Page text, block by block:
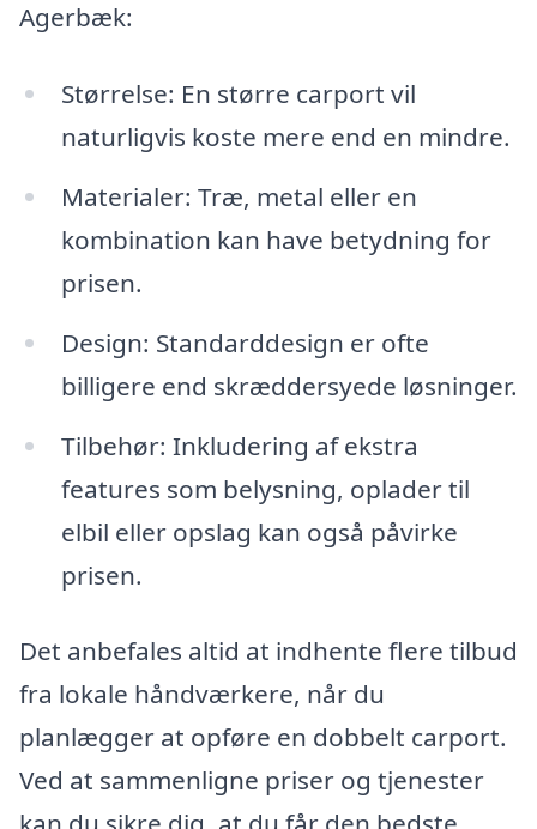
Agerbæk:
Størrelse: En større carport vil
naturligvis koste mere end en mindre.
Materialer: Træ, metal eller en
kombination kan have betydning for
prisen.
Design: Standarddesign er ofte
billigere end skræddersyede løsninger.
Tilbehør: Inkludering af ekstra
features som belysning, oplader til
elbil eller opslag kan også påvirke
prisen.
Det anbefales altid at indhente flere tilbud
fra lokale håndværkere, når du
planlægger at opføre en dobbelt carport.
Ved at sammenligne priser og tjenester